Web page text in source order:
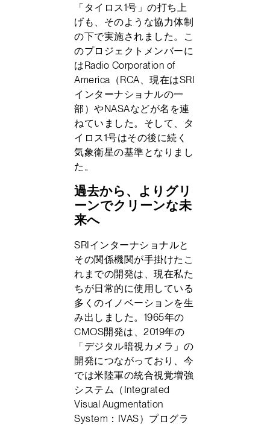
「タイロス1号」の打ち上
げも、そのような協力体制
の下で実施されました。こ
のプロジェクトメンバーに
はRadio Corporation of
America（RCA、現在はSRI
インターナショナルの一
部）やNASAなどが名を連
ねていました。そして、タ
イロス1号はその後に続く
気象衛星の基準となりまし
た。
過去から、よりグリ
ーンでクリーンな未
来へ
SRIインターナショナルと
その関係機関が手掛けたこ
れまでの開発は、現在私た
ちが日常的に使用している
多くのイノベーションを生
み出しました。1965年の
CMOS開発は、2019年の
「デジタル暗視カメラ」の
開発につながっており、今
では米陸軍の統合視覚増強
システム（Integrated
Visual Augmentation
System：IVAS）プログラ